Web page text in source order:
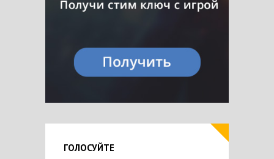
ГОЛОСУЙТЕ